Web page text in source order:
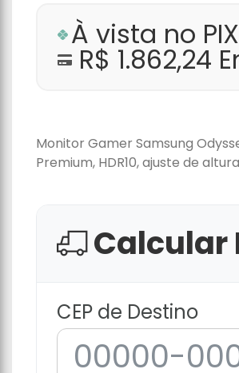
À vista no
R$ 1.862,24
Monitor Gamer Samsung
Premium, HDR10, ajuste de
Calcular
CEP de Destino